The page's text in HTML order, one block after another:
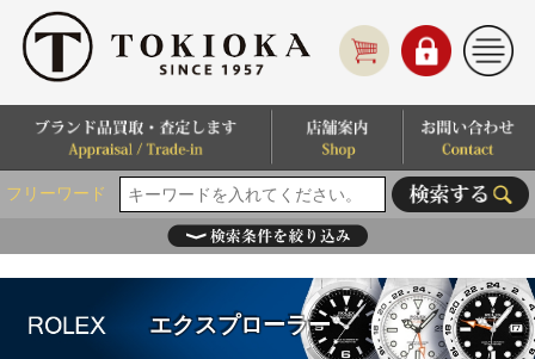
フリーワード
エクスプローラー